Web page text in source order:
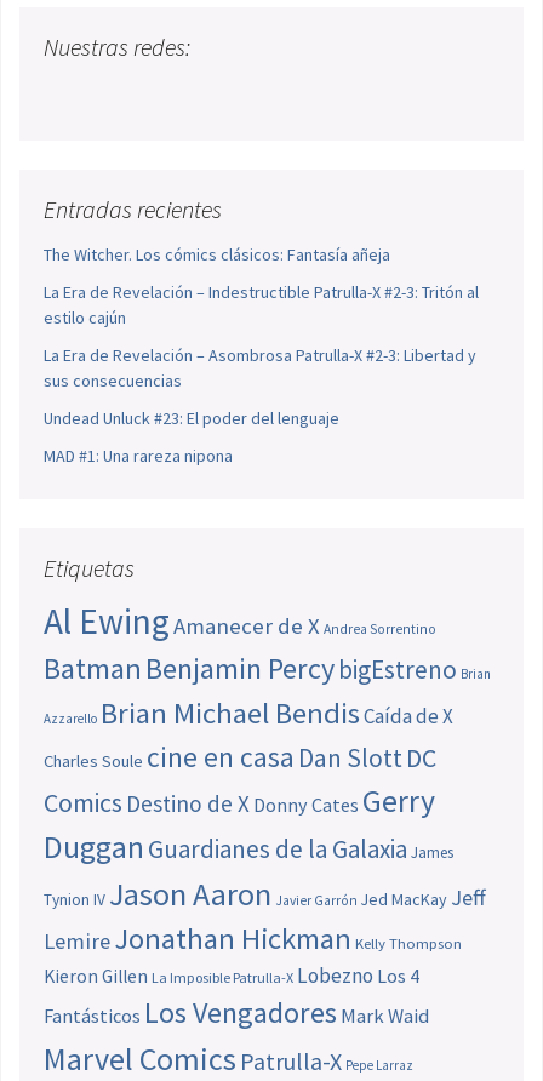
Nuestras redes:
Entradas recientes
The Witcher. Los cómics clásicos: Fantasía añeja
La Era de Revelación – Indestructible Patrulla-X #2-3: Tritón al
estilo cajún
La Era de Revelación – Asombrosa Patrulla-X #2-3: Libertad y
sus consecuencias
Undead Unluck #23: El poder del lenguaje
MAD #1: Una rareza nipona
Etiquetas
Al EwingAmanecer de X Andrea Sorrentino
Batman Benjamin PercybigEstreno Brian
Azzarello Brian Michael BendisCaída de X
Charles Soule cine en casa Dan SlottDC
Comics Destino de X Donny Cates Gerry
Duggan Guardianes de la Galaxia James
Tynion IV Jason Aaron Javier Garrón Jed MacKay Jeff
LemireJonathan Hickman Kelly Thompson
Kieron Gillen La Imposible Patrulla-X Lobezno Los 4
Fantásticos Los Vengadores Mark Waid
Marvel Comics Patrulla-X Pepe Larraz